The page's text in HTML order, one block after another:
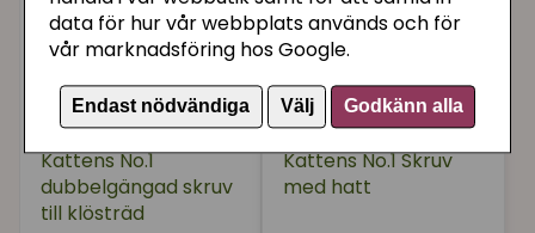
data för hur vår webbplats används och för
vår marknadsföring hos Google.
Endast nödvändiga Välj Godkänn alla
Kattens no.1 är den bästa klöspelaren vi haft!
Superkvalitet som stått emot klösande från
flera katter under lång tid.
Kattens No.1
dubbelgängad skruv
till klösträd
Kattens No.1 Skruv
med hatt